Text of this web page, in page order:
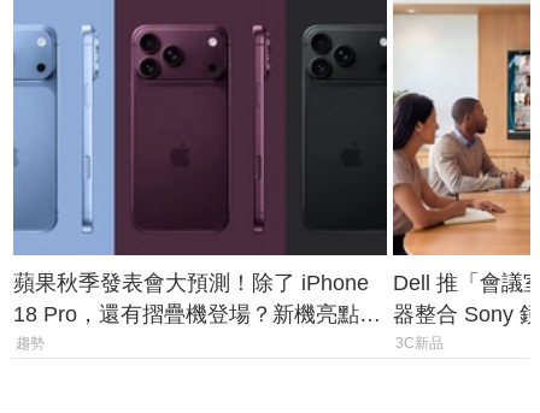
蘋果秋季發表會大預測！除了 iPhone
18 Pro，還有摺疊機登場？新機亮點預
測一次看
趨勢
Dell 推「會議
器整合 Sony
條 USB-C 就
3C新品